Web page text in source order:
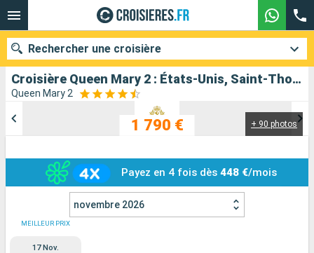
Croisière Queen Mary 2 : États-Unis, Saint-Thomas, Tortola, Antigua-et-Barbuda, Saint-Martin au départ de New York
Queen Mary 2
+ 90 photos
1 790 €
Payez en 4 fois dès 448 €/mois
novembre 2026
MEILLEUR PRIX
17 Nov.
Rechercher une croisière
Mois de départ
Ports Compagnies